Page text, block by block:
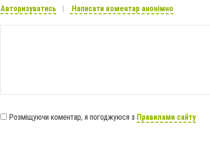
Авторизуватись Написати коментар анонімно
Розміщуючи коментар, я погоджуюся з Правилами сайту